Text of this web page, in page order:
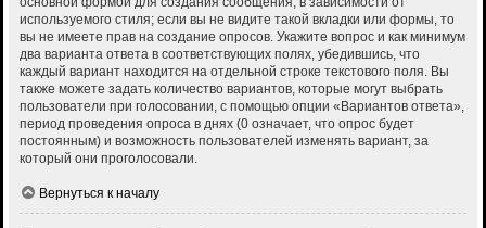
используемого стиля; если вы не видите такой вкладки или формы, то
вы не имеете прав на создание опросов. Укажите вопрос и как минимум
два варианта ответа в соответствующих полях, убедившись, что
каждый вариант находится на отдельной строке текстового поля. Вы
также можете задать количество вариантов, которые могут выбрать
пользователи при голосовании, с помощью опции «Вариантов ответа»,
период проведения опроса в днях (0 означает, что опрос будет
постоянным) и возможность пользователей изменять вариант, за
который они проголосовали.
Вернуться к началу